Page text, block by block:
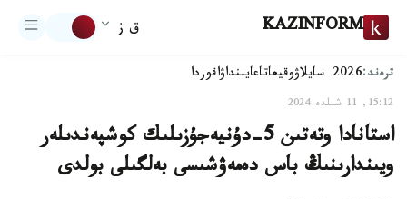
KAZINFORM ق ز
ترەند:2026-سايلاۋ وقيعاتاعايىنداۋاقوردا
15:12, 11 شىلدە 2024
استانادا وتەتىن 5-دۇنيەجۇزىلىك كوشپەندىلەر
ويىندارىنىڭ باس دەمەۋشىسى بەلگىلى بولدى